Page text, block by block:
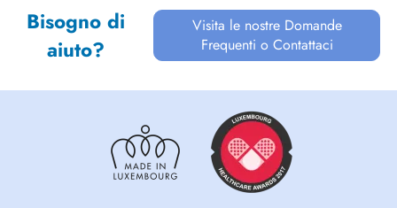
Bisogno di
aiuto?
Visita le nostre Domande
Frequenti o Contattaci